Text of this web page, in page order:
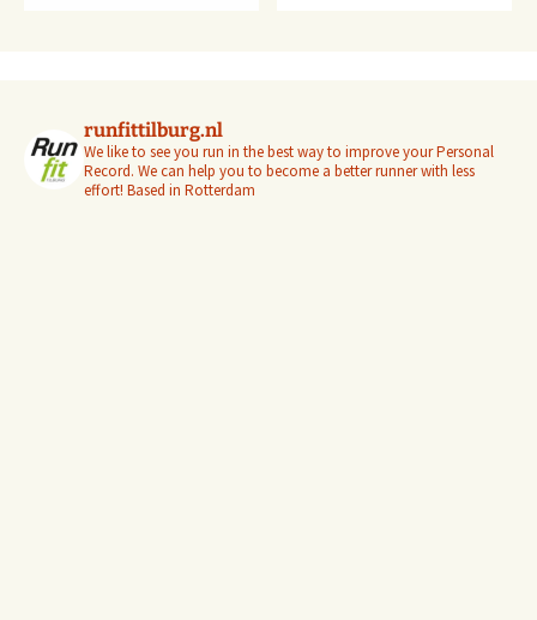
runfittilburg.nl
We like to see you run in the best way to improve your Personal
Record. We can help you to become a better runner with less
effort! Based in Rotterdam